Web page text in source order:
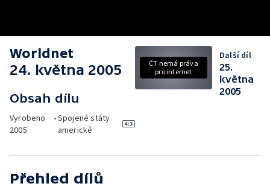
Worldnet
24. května 2005
Obsah dílu
Vyrobeno
2005
•Spojené státy
americké
ČT nemá práva
pro internet
Další díl
25.
května
2005
Přehled dílů